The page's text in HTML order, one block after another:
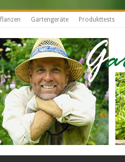
Gartengeräte Produkttests